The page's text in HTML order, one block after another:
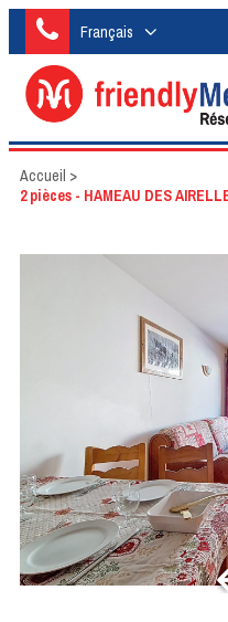
Français
Accueil >
2 pièces - HAMEAU DES